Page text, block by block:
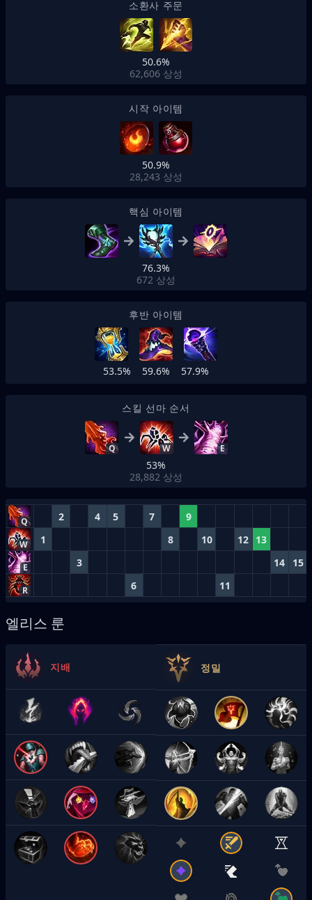
소환사 주문
50.6%
62,606 상성
시작 아이템
50.9%
28,243 상성
핵심 아이템
76.3%
672 상성
후반 아이템
53.5% 59.6% 57.9%
스킬 선마 순서
Q W E
53%
28,882 상성
Q 2 4 5 7 9
W 1 8 10 12 13
E 3 14 15
R 6 11
엘리스 룬
지배 정밀